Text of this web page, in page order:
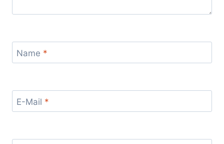
Name *
E-Mail *